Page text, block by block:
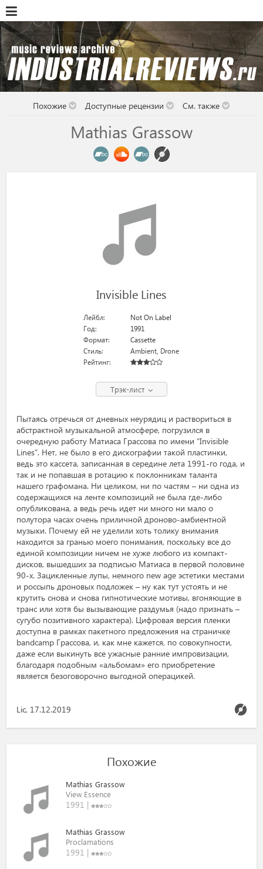
Похожие Доступные рецензии См. также
Mathias Grassow
Invisible Lines
Лейбл:
Not On Label
Год:
1991
Формат:
Cassette
Стиль:
Ambient Drone
Рейтинг:
Трэк-лист
Пытаясь отречься от дневных неурядиц и раствориться в
абстрактной музыкальной атмосфере, погрузился в
очередную работу Матиаса Грассова по имени “Invisible
Lines”. Нет, не было в его дискографии такой пластинки,
ведь это кассета, записанная в середине лета 1991-го года, и
так и не попавшая в ротацию к поклонникам таланта
нашего графомана. Ни целиком, ни по частям – ни одна из
содержащихся на ленте композиций не была где-либо
опубликована, а ведь речь идет ни много ни мало о
полутора часах очень приличной дроново-амбиентной
музыки. Почему ей не уделили хоть толику внимания
находится за гранью моего понимания, поскольку все до
единой композиции ничем не хуже любого из компакт-
дисков, вышедших за подписью Матиаса в первой половине
90-х. Зацикленные лупы, немного new age эстетики местами
и россыпь дроновых подложек – ну как тут устоять и не
крутить снова и снова гипнотические мотивы, вгоняющие в
транс или хотя бы вызывающие раздумья (надо признать –
сугубо позитивного характера). Цифровая версия пленки
доступна в рамках пакетного предложения на страничке
bandcamp Грассова, и, как мне кажется, по совокупности,
даже если выкинуть все ужасные ранние импровизации,
благодаря подобным «альбомам» его приобретение
является безоговорочно выгодной операцикей.
Lic, 17.12.2019
Похожие
Mathias Grassow
View Essence
1991 |
Mathias Grassow
Proclamations
1991 |